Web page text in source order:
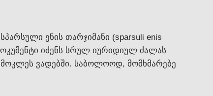
ენის თარჯიმანი (sparsuli enis
იძენს სრულ იურიდიულ ძალას
ვადებში. საბოლოოდ, მომხმარებე